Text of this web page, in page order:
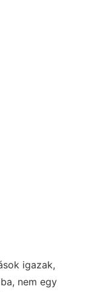
igazak,
nem egy